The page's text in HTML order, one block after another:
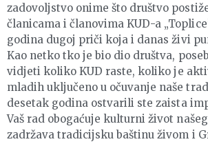
zadovoljstvo onime što društvo
članicama i članovima KUD-a
godina dugoj priči koja i danas živi
Kao netko tko je bio dio društva,
vidjeti koliko KUD raste, koliko je
mladih uključeno u očuvanje naše
desetak godina ostvarili ste zaista
Vaš rad obogaćuje kulturni život
zadržava tradicijsku baštinu živom i